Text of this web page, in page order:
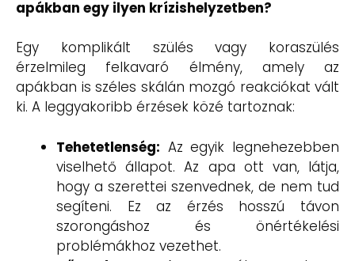
apákban egy ilyen krízishelyzetben?
Egy komplikált szülés vagy koraszülés
érzelmileg felkavaró élmény, amely az
apákban is széles skálán mozgó reakciókat vált
ki. A leggyakoribb érzések közé tartoznak:
Tehetetlenség: Az egyik legnehezebben
viselhető állapot. Az apa ott van, látja,
hogy a szerettei szenvednek, de nem tud
segíteni. Ez az érzés hosszú távon
szorongáshoz és önértékelési
problémákhoz vezethet.